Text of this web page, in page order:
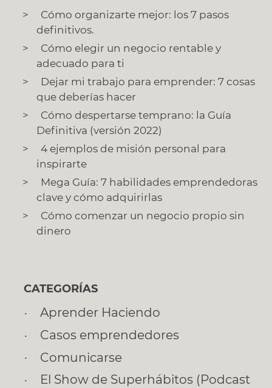
Cómo organizarte mejor: los 7 pasos
definitivos.
Cómo elegir un negocio rentable y
adecuado para ti
Dejar mi trabajo para emprender: 7 cosas
que deberías hacer
Cómo despertarse temprano: la Guía
Definitiva (versión 2022)
4 ejemplos de misión personal para
inspirarte
Mega Guía: 7 habilidades emprendedoras
clave y cómo adquirirlas
Cómo comenzar un negocio propio sin
dinero
CATEGORÍAS
Aprender Haciendo
Casos emprendedores
Comunicarse
El Show de Superhábitos (Podcast